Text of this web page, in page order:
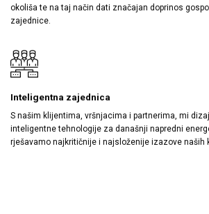
okoliša te na taj način dati značajan doprinos
zajednice.
Inteligentna zajednica
S našim klijentima, vršnjacima i partnerima, mi
inteligentne tehnologije za današnji napredni
rješavamo najkritičnije i najsloženije izazove naših